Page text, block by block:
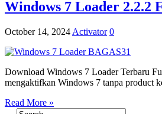
Windows 7 Loader 2.2.2
October 14, 2024 Activator 0
Download Windows 7 Loader Terbaru
mengaktifkan Windows 7 tanpa product
Read More »